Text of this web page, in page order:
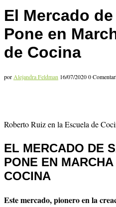
El Mercado
Pone en
de Cocina
por Alejandra Feldman 16/07/20200
Roberto Ruiz en la Escuela de
EL MERCADO DE
PONE EN
COCINA
Este mercado, pionero en la